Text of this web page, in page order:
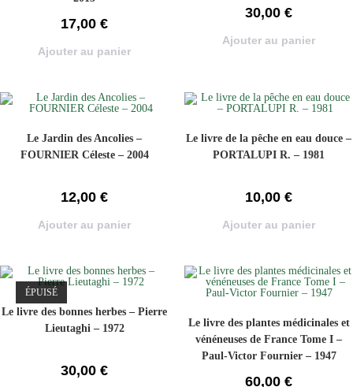
17,00 €
Ajouter au panier
30,00 €
Ajouter au panier
Le Jardin des Ancolies –
FOURNIER Céleste – 2004
12,00 €
Ajouter au panier
Le livre de la pêche en eau douce –
PORTALUPI R. – 1981
10,00 €
Ajouter au panier
ÉPUISÉ
Le livre des bonnes herbes – Pierre
Lieutaghi – 1972
30,00 €
Le livre des plantes médicinales et
vénéneuses de France Tome I –
Paul-Victor Fournier – 1947
60,00 €